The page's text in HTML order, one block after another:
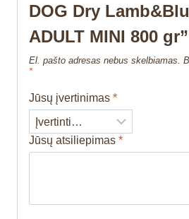
DOG Dry
ADULT MINI 800 gr”
El. pašto adresas nebus skelbiamas.
*
Jūsų įvertinimas *
Jūsų atsiliepimas *